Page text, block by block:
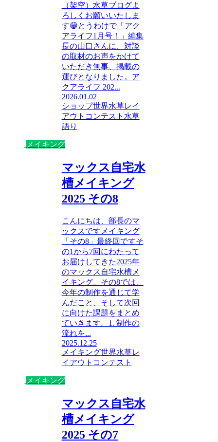
（架空）水草ブログよ
ろしくお願いいたしま
す😁とうわけで「アク
アライフ1月号！」編集
長の山口さんに、対談
の取材のお声をかけて
いただき無事、掲載の
運びとなりました。ア
クアライフ 202...
2026.01.02
ショップ世界水草レイ
アウトコンテスト 水草
語り
メイキング
マックス自宅水
槽メイキング
2025 その8
こんにちは、部長のマ
ックスですメイキング
「その8」最終回ですそ
の1から7回にわたって
お届けしてきた2025年
のマックス自宅水槽メ
イキング。その8では、
今年の制作を通じて学
んだこと、そして次回
に向けた課題をまとめ
ていきます。1. 制作の
流れを...
2025.12.25
メイキング世界水草レ
イアウトコンテスト
メイキング
マックス自宅水
槽メイキング
2025 その7